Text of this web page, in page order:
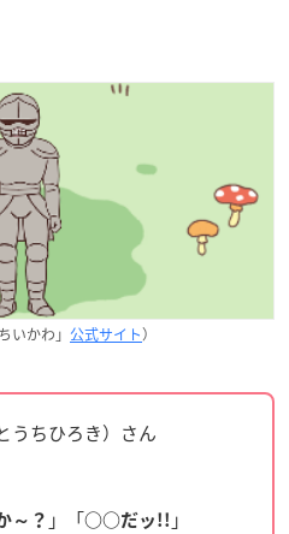
いかわ」 公式サイト）
とうちひろき）さん
？ 」「○○だッ!! 」